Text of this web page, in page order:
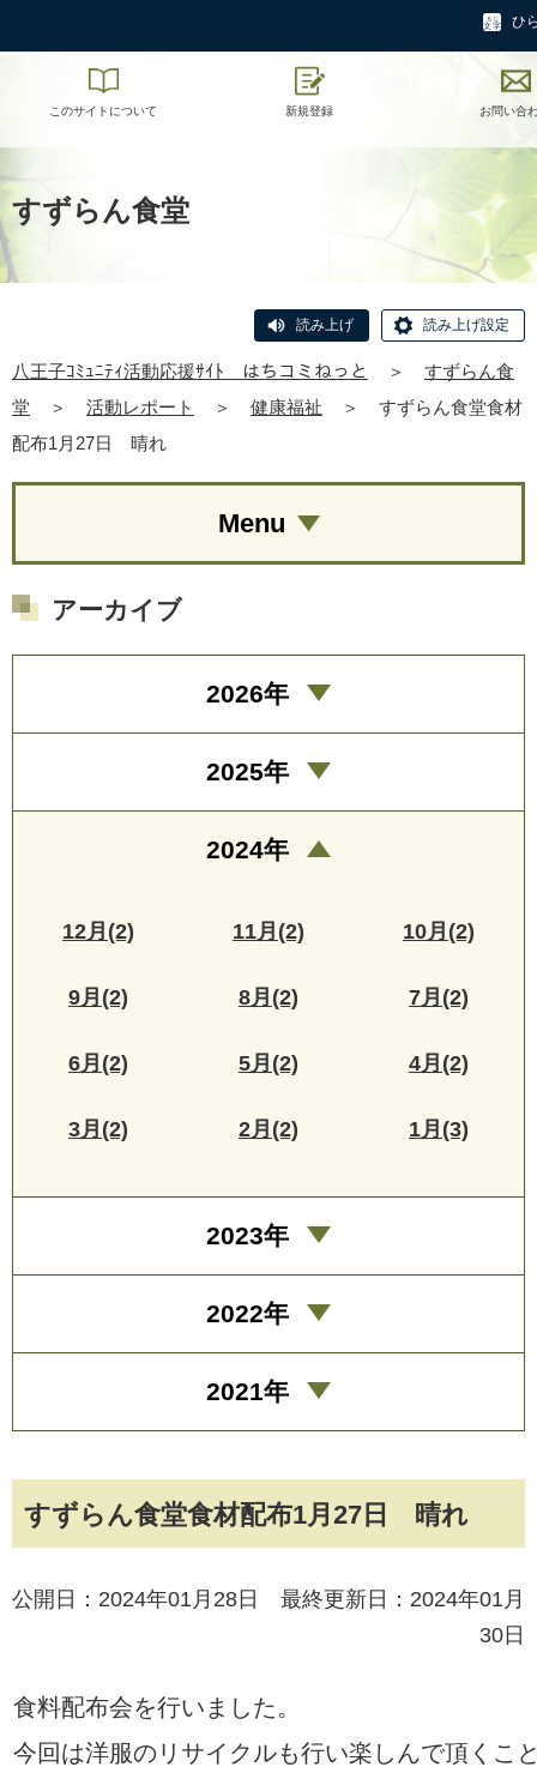
ひ
このサイトについて 新規登録 お問い合
すずらん食堂
読み上げ 読み上げ設定
八王子ｺﾐｭﾆﾃｨ活動応援ｻｲﾄ はちコミねっと ＞
すずらん食
堂
＞ 活動レポート ＞ 健康福祉 ＞
すずらん食堂食材
配布1月27日 晴れ
すずらん食堂食材配布1月27日 晴れ
公開日：2024年01月28日 最終更新日：2024年01月
30日
食料配布会を行いました。
今回は洋服のリサイクルも行い楽しんで頂くこ
Menu
アーカイブ
2026年
2025年
2024年
12月(2) 11月(2) 10月(2)
9月(2) 8月(2) 7月(2)
6月(2) 5月(2) 4月(2)
3月(2) 2月(2) 1月(3)
2023年
2022年
2021年